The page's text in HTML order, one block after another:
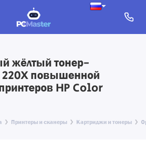
жёлтый тонер-
220X повышенной
HP Color
Принтеры и сканеры Картриджи и тонеры